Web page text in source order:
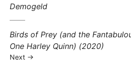
Previous
Demogeld
Next
post:
Birds of Prey (and the
One Harley Quinn) (2020)
Next